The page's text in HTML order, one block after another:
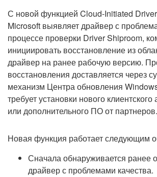
С новой функцией Cloud-Initiated
Microsoft выявляет драйвер с
процессе проверки Driver Shiproom,
инициировать восстановление из
драйвер на ранее рабочую версию.
восстановления доставляется через
механизм Центра обновления
требует установки нового
или дополнительного ПО от партнеров.
Новая функция работает следующим
Сначала обнаруживается ранее
драйвер с проблемами качества.